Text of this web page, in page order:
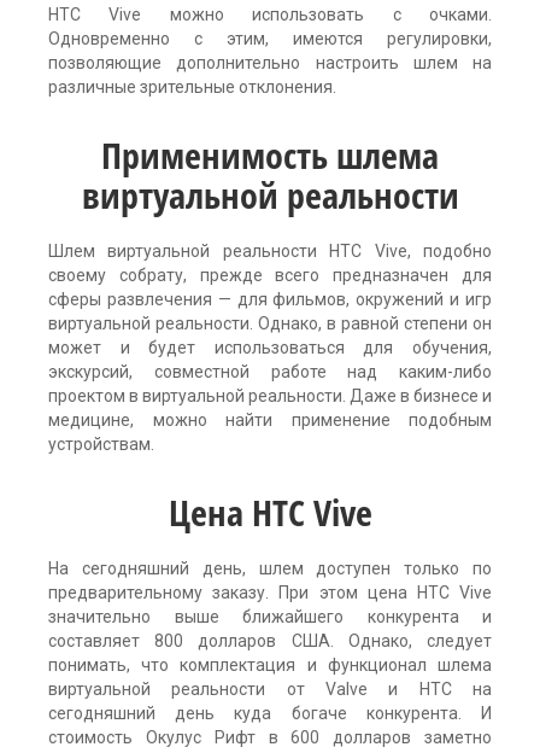
HTC Vive можно использовать с очками.
Одновременно с этим, имеются регулировки,
позволяющие дополнительно настроить шлем на
различные зрительные отклонения.
Применимость шлема
виртуальной реальности
Шлем виртуальной реальности HTC Vive, подобно
своему собрату, прежде всего предназначен для
сферы развлечения — для фильмов, окружений и игр
виртуальной реальности. Однако, в равной степени он
может и будет использоваться для обучения,
экскурсий, совместной работе над каким-либо
проектом в виртуальной реальности. Даже в бизнесе и
медицине, можно найти применение подобным
устройствам.
Цена HTC Vive
На сегодняшний день, шлем доступен только по
предварительному заказу. При этом цена HTC Vive
значительно выше ближайшего конкурента и
составляет 800 долларов США. Однако, следует
понимать, что комплектация и функционал шлема
виртуальной реальности от Valve и HTC на
сегодняшний день куда богаче конкурента. И
стоимость Окулус Рифт в 600 долларов заметно